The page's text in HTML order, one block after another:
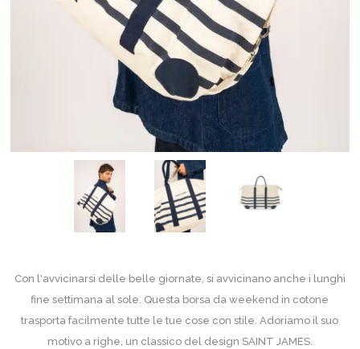
Con l'avvicinarsi delle belle giornate, si avvicinano anche i lunghi
fine settimana al sole. Questa borsa da weekend in cotone
trasporta facilmente tutte le tue cose con stile. Adoriamo il suo
motivo a righe, un classico del design SAINT JAMES.